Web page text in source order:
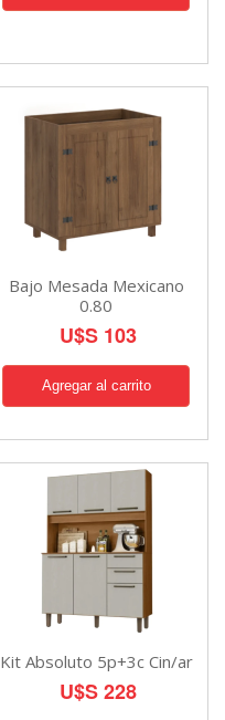
Bajo Mesada Mexicano
0.80
U$S 103
Kit Absoluto 5p+3c Cin/ar
U$S 228